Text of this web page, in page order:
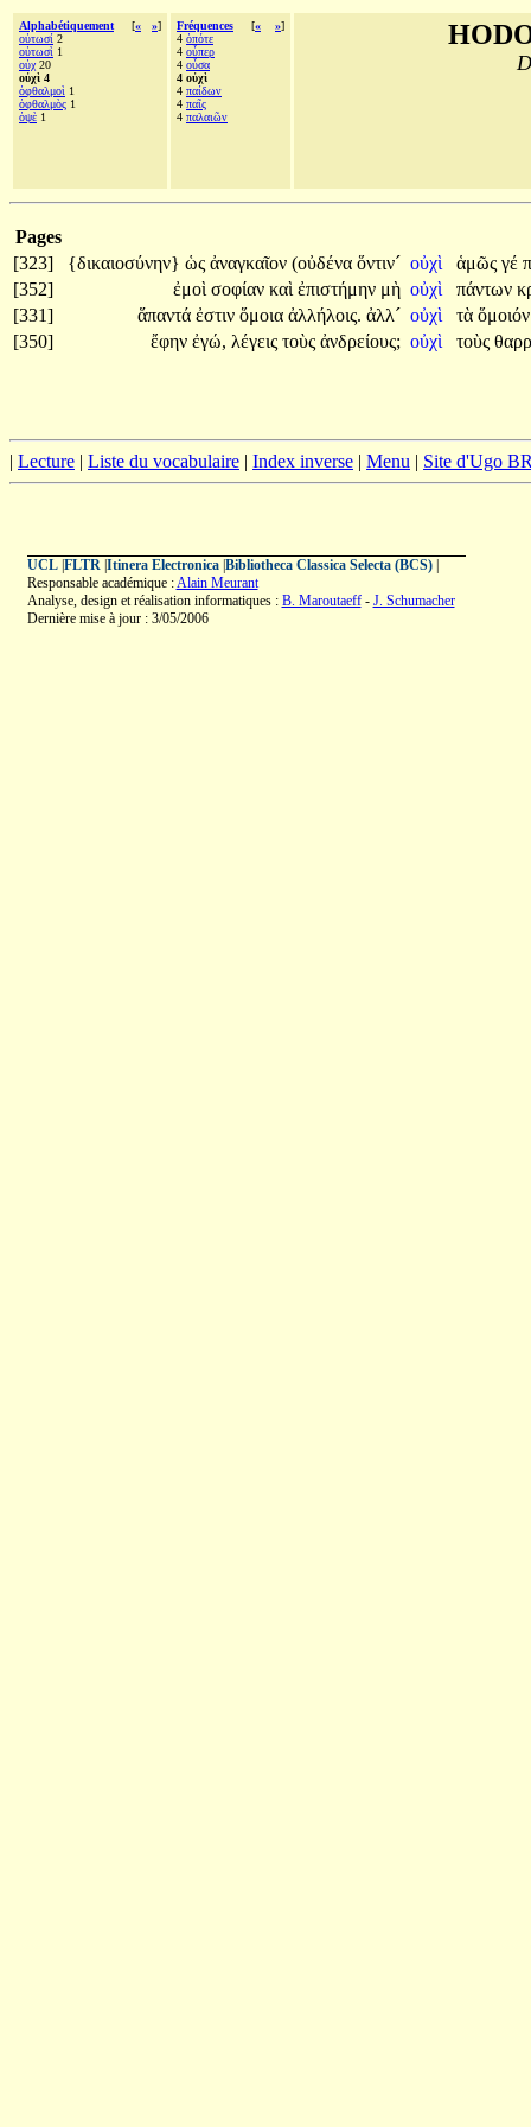
Alphabétiquement [« »]
οὑτωσί 2
οὑτωσὶ 1
οὐχ 20
οὐχὶ 4
ὀφθαλμοὶ 1
ὀφθαλμὸς 1
ὀψὲ 1
Fréquences [« »]
4 ὁπότε
4 οὗπερ
4 οὖσα
4 οὐχὶ
4 παίδων
4 παῖς
4 παλαιῶν
Pages
[323]
{δικαιοσύνην} ὡς ἀναγκαῖον (οὐδένα ὅντιν´ οὐχὶ ἁμῶς γέ
[352]
ἐμοὶ σοφίαν καὶ ἐπιστήμην μὴ οὐχὶ πάντων
[331]
ἅπαντά ἐστιν ὅμοια ἀλλήλοις. ἀλλ´ οὐχὶ τὰ
[350]
ἔφην ἐγώ, λέγεις τοὺς ἀνδρείους; οὐχὶ τοὺς
| Lecture | Liste du vocabulaire | Index inverse | Menu | Site d'Ugo
UCL| FLTR| Itinera Electronica| Bibliotheca Classica Selecta (BCS)|
Responsable académique :Alain Meurant
Analyse, design et réalisation informatiques : B. Maroutaeff- J. Schumacher
Dernière mise à jour : 3/05/2006